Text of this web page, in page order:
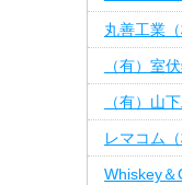
丸善工業（
（有）室
（有）山
レマコム（
Whiskey＆